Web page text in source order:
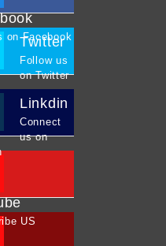
on Facebook
Twitter
Follow us
on Twitter
Linkdin
Connect
us on
US